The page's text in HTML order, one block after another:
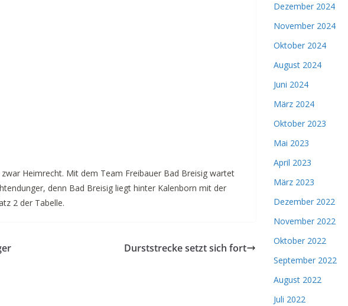
Heimrecht. Mit dem Team Freibauer Bad Breisig wartet
denn Bad Breisig liegt hinter Kalenborn mit der
2 der Tabelle.
Durststrecke setzt sich fort
Dezember 2024
November 2024
Oktober 2024
August 2024
Juni 2024
März 2024
Oktober 2023
Mai 2023
April 2023
März 2023
Dezember 2022
November 2022
Oktober 2022
September 2022
August 2022
Juli 2022